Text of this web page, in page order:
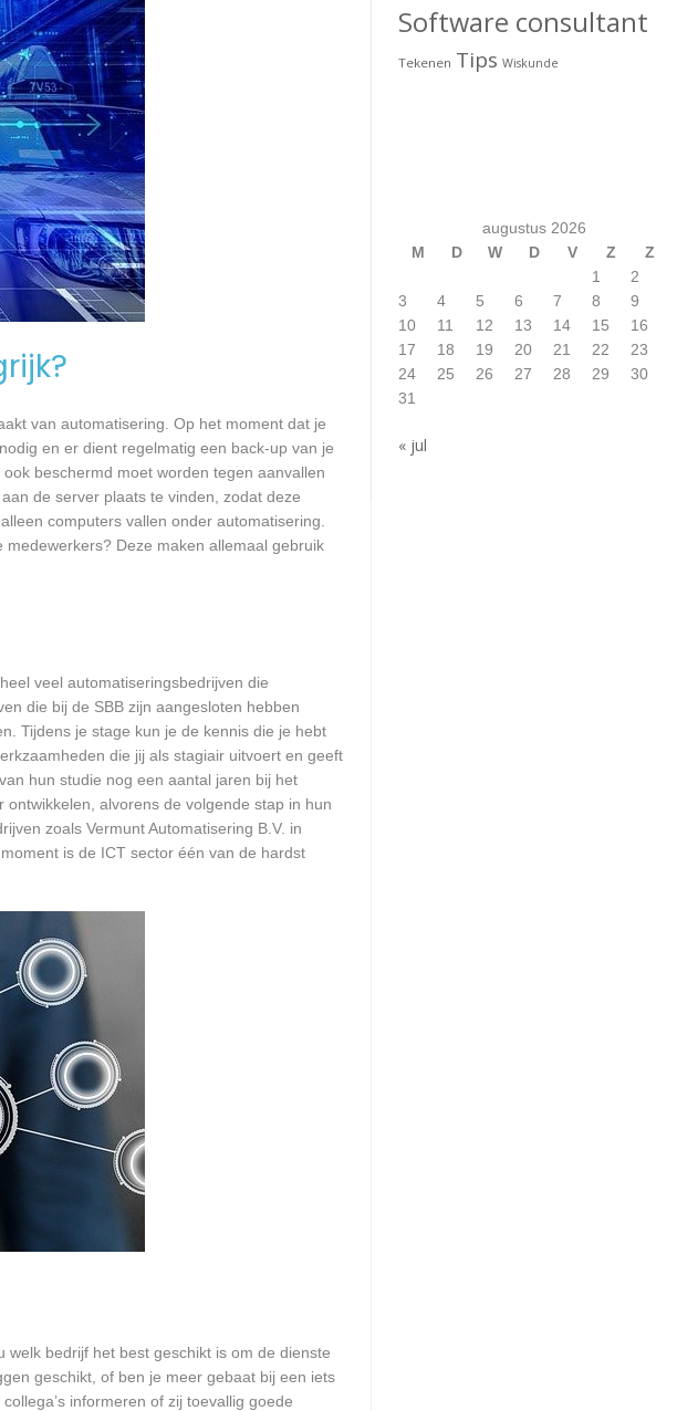
van automatisering. Op het moment dat je
en er dient regelmatig een back-up van je
beschermd moet worden tegen aanvallen
de server plaats te vinden, zodat deze
computers vallen onder automatisering.
Deze maken allemaal gebruik
veel automatiseringsbedrijven die
die bij de SBB zijn aangesloten hebben
Tijdens je stage kun je de kennis die je hebt
die jij als stagiair uitvoert en geeft
hun studie nog een aantal jaren bij het
alvorens de volgende stap in hun
zoals Vermunt Automatisering B.V. in
is de ICT sector één van de hardst
bedrijf het best geschikt is om de dienste
geschikt, of ben je meer gebaat bij een iets
informeren of zij toevallig goede
Software consultant
Tekenen Tips Wiskunde
augustus 2026
M
D W D V Z
Z
1
2
3
4 5 6 7 8
9
10
11 12 13 14 15
16
17
18 19 20 21 22
23
24
25 26 27 28 29
30
31
« jul